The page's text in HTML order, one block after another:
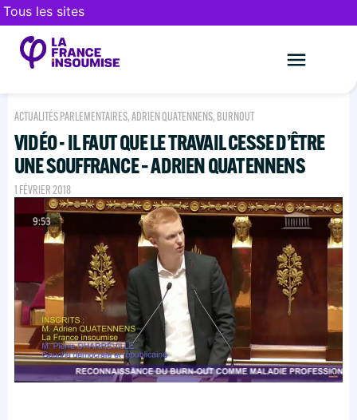
Tous les sites
ACTUALITÉS PARLEMENTAIRES,ADRIEN QUATENNENS, BURNOUT
VIDÉO - IL FAUT QUE LE TRAVAIL CESSE D’ÊTRE
UNE SOUFFRANCE – ADRIEN QUATENNENS
1 FÉVRIER 2018